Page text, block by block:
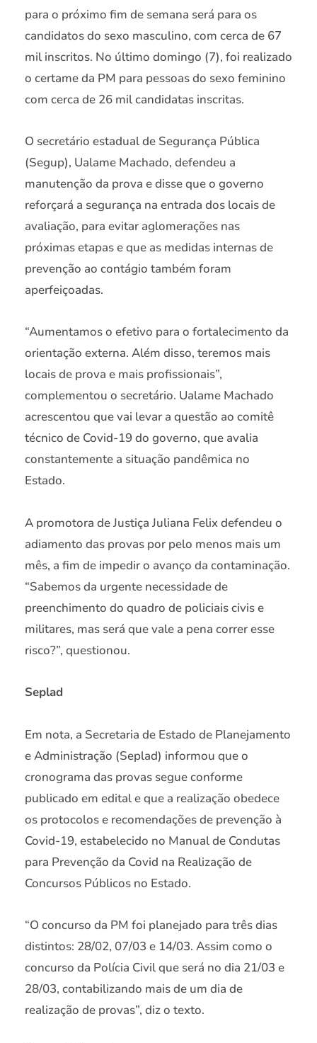
para o próximo fim de semana será para os
candidatos do sexo masculino, com cerca de 67
mil inscritos. No último domingo (7), foi realizado
o certame da PM para pessoas do sexo feminino
com cerca de 26 mil candidatas inscritas.
O secretário estadual de Segurança Pública
(Segup), Ualame Machado, defendeu a
manutenção da prova e disse que o governo
reforçará a segurança na entrada dos locais de
avaliação, para evitar aglomerações nas
próximas etapas e que as medidas internas de
prevenção ao contágio também foram
aperfeiçoadas.
“Aumentamos o efetivo para o fortalecimento da
orientação externa. Além disso, teremos mais
locais de prova e mais profissionais”,
complementou o secretário. Ualame Machado
acrescentou que vai levar a questão ao comitê
técnico de Covid-19 do governo, que avalia
constantemente a situação pandêmica no
Estado.
A promotora de Justiça Juliana Felix defendeu o
adiamento das provas por pelo menos mais um
mês, a fim de impedir o avanço da contaminação.
“Sabemos da urgente necessidade de
preenchimento do quadro de policiais civis e
militares, mas será que vale a pena correr esse
risco?”, questionou.
Seplad
Em nota, a Secretaria de Estado de Planejamento
e Administração (Seplad) informou que o
cronograma das provas segue conforme
publicado em edital e que a realização obedece
os protocolos e recomendações de prevenção à
Covid-19, estabelecido no Manual de Condutas
para Prevenção da Covid na Realização de
Concursos Públicos no Estado.
“O concurso da PM foi planejado para três dias
distintos: 28/02, 07/03 e 14/03. Assim como o
concurso da Polícia Civil que será no dia 21/03 e
28/03, contabilizando mais de um dia de
realização de provas”, diz o texto.